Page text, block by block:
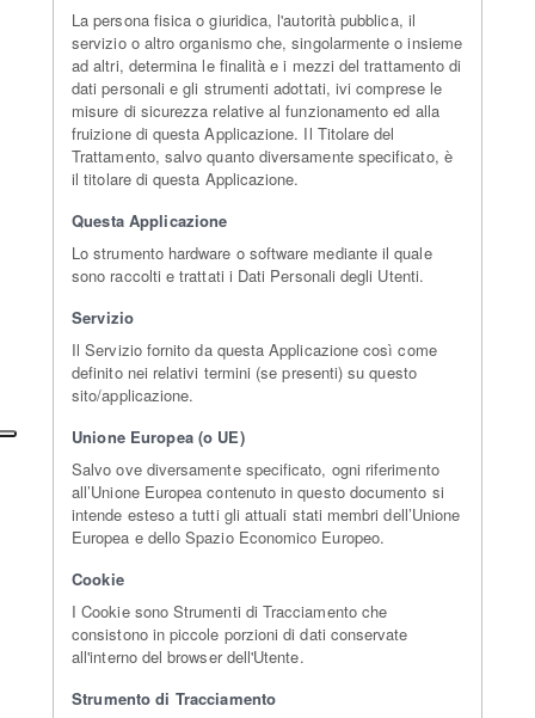
La persona fisica o giuridica, l'autorità pubblica, il
servizio o altro organismo che, singolarmente o insieme
ad altri, determina le finalità e i mezzi del trattamento di
dati personali e gli strumenti adottati, ivi comprese le
misure di sicurezza relative al funzionamento ed alla
fruizione di questa Applicazione. Il Titolare del
Trattamento, salvo quanto diversamente specificato, è
il titolare di questa Applicazione.
Questa Applicazione
Lo strumento hardware o software mediante il quale
sono raccolti e trattati i Dati Personali degli Utenti.
Servizio
Il Servizio fornito da questa Applicazione così come
definito nei relativi termini (se presenti) su questo
sito/applicazione.
Unione Europea (o UE)
Salvo ove diversamente specificato, ogni riferimento
all’Unione Europea contenuto in questo documento si
intende esteso a tutti gli attuali stati membri dell’Unione
Europea e dello Spazio Economico Europeo.
Cookie
I Cookie sono Strumenti di Tracciamento che
consistono in piccole porzioni di dati conservate
all'interno del browser dell'Utente.
Strumento di Tracciamento